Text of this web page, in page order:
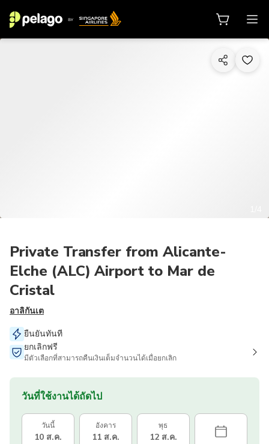
Private Transfer from Alicante-
Elche (ALC) Airport to Mar de
Cristal
อาลิกันเต
ยืนยันทันที
ยกเลิกฟรี
มีตัวเลือกที่สามารถคืนเงินเต็มจำนวนได้เมื่อยกเลิก
วันที่ใช้งานได้ถัดไป
วันนี้
10 ส.ค.
อังคาร
11 ส.ค.
พุธ
12 ส.ค.